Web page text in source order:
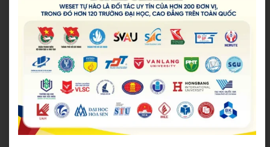
Tổ chức các kỳ thi giữa kỳ và cuối kỳ giúp các bạn
xác định năng lực tiếng Anh.
Giảm lệ phí thi IELTS còn 3.999.999 đồng khi
đăng ký qua WESET*.
Hệ thống Learning Portal – cổng thông tin học
viên giúp học viện ôn luyện, cập nhật tin tức học